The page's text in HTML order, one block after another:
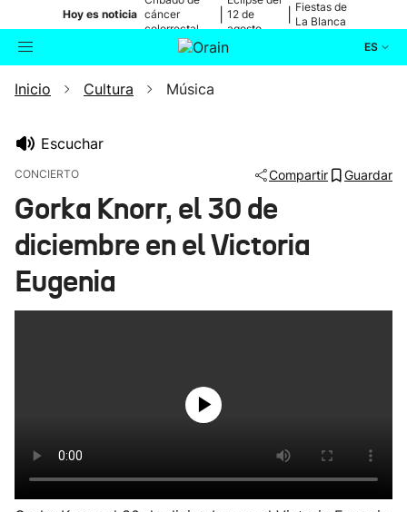
Hoy es noticia cáncer
colorrectal
12 de
agosto
Fiestas de
La Blanca
ES
Buscador Actualidad
Ikusmiran
Inicio Cultura Música
Escuchar
CONCIERTO Compartir Guardar
Gorka Knorr, el 30 de
diciembre en el Victoria
Eugenia